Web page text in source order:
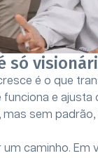
só
é o que
e ajusta
sem
caminho. Em